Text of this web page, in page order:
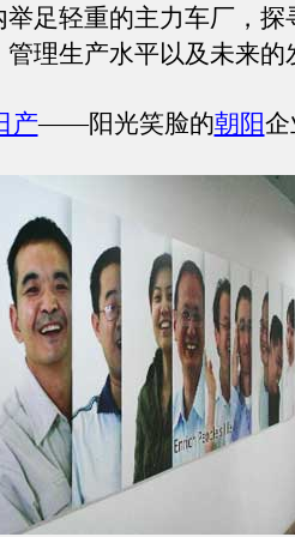
举足轻重的主力车厂，探
理生产水平以及未来的
产——阳光笑脸的朝阳